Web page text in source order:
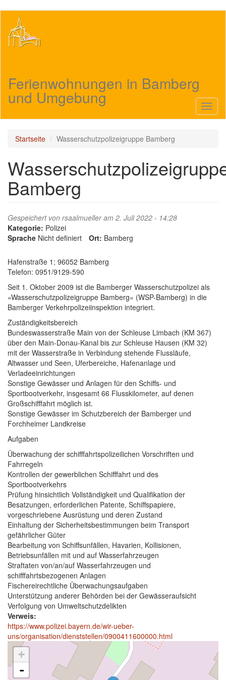
Inhalt
Ferienwohnungen in Bamberg
und Umgebung
Startseite Wasserschutzpolizeigruppe Bamberg
Bamberg
Gespeichert von rsaalmuelleram 2. Juli 2022 - 14:28
Kategorie: Polizei
Sprache Nicht definiert Ort: Bamberg
Hafenstraße 1; 96052 Bamberg
Telefon: 0951/9129-590
Seit 1. Oktober 2009 ist die Bamberger Wasserschutzpolizei als
»Wasserschutzpolizeigruppe Bamberg« (WSP-Bamberg) in die
Bamberger Verkehrpolizeiinspektion integriert.
Zuständigkeitsbereich
Bundeswasserstraße Main von der Schleuse Limbach (KM 367)
über den Main-Donau-Kanal bis zur Schleuse Hausen (KM 32)
mit der Wasserstraße in Verbindung stehende Flussläufe,
Altwasser und Seen, Uferbereiche, Hafenanlage und
Verladeeinrichtungen
Sonstige Gewässer und Anlagen für den Schiffs- und
Sportbootverkehr, insgesamt 66 Flusskilometer, auf denen
Großschifffahrt möglich ist.
Sonstige Gewässer im Schutzbereich der Bamberger und
Forchheimer Landkreise
Aufgaben
Überwachung der schifffahrtspolizeilichen Vorschriften und
Fahrregeln
Kontrollen der gewerblichen Schifffahrt und des
Sportbootverkehrs
Prüfung hinsichtlich Vollständigkeit und Qualifikation der
Besatzungen, erforderlichen Patente, Schiffspapiere,
vorgeschriebene Ausrüstung und deren Zustand
Einhaltung der Sicherheitsbestimmungen beim Transport
gefährlicher Güter
Bearbeitung von Schiffsunfällen, Havarien, Kollisionen,
Betriebsunfällen mit und auf Wasserfahrzeugen
Straftaten von/an/auf Wasserfahrzeugen und
schifffahrtsbezogenen Anlagen
Fischereirechtliche Überwachungsaufgaben
Unterstützung anderer Behörden bei der Gewässeraufsicht
Verfolgung von Umweltschutzdelikten
Verweis:
https://www.polizei.bayern.de/wir-ueber-
uns/organisation/dienststellen/0900411600000.html
+
-